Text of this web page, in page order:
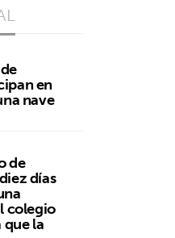
en
nave
de
días
colegio
la